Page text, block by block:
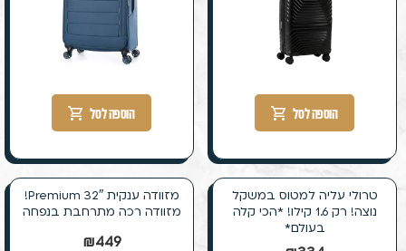
הוספה לסל הוספה לסל
טרולי עליה למטוס במשקל
נוצה! רק 1.6 קילו! *הכי קלה
בעולם*
מזוודה ענקית 32″ Premium!
מזוודה רכה מתרחבת בנפחה
₪449